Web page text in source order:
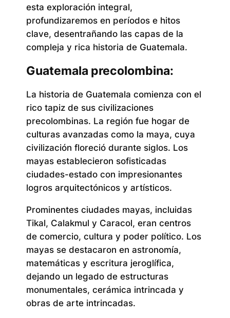
esta exploración integral,
profundizaremos en períodos e hitos
clave, desentrañando las capas de la
compleja y rica historia de Guatemala.
Guatemala precolombina:
La historia de Guatemala comienza con el
rico tapiz de sus civilizaciones
precolombinas. La región fue hogar de
culturas avanzadas como la maya, cuya
civilización floreció durante siglos. Los
mayas establecieron sofisticadas
ciudades-estado con impresionantes
logros arquitectónicos y artísticos.
Prominentes ciudades mayas, incluidas
Tikal, Calakmul y Caracol, eran centros
de comercio, cultura y poder político. Los
mayas se destacaron en astronomía,
matemáticas y escritura jeroglífica,
dejando un legado de estructuras
monumentales, cerámica intrincada y
obras de arte intrincadas.